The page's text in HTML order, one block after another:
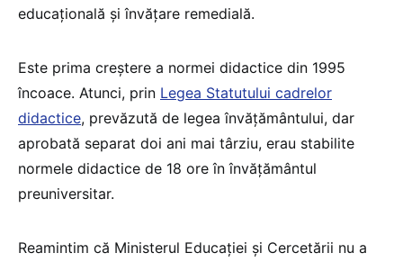
educațională și învățare remedială.
Este prima creștere a normei didactice din 1995
încoace. Atunci, prin Legea Statutului cadrelor
didactice, prevăzută de legea învățământului, dar
aprobată separat doi ani mai târziu, erau stabilite
normele didactice de 18 ore în învățământul
preuniversitar.
Reamintim că Ministerul Educației și Cercetării nu a